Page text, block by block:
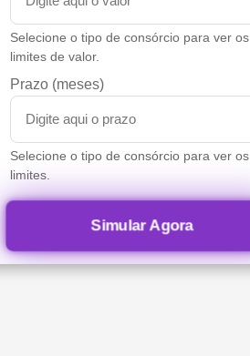
Selecione o tipo de consórcio para ver os
limites de valor.
Prazo (meses)
Selecione o tipo de consórcio para ver os
limites.
Simular Agora